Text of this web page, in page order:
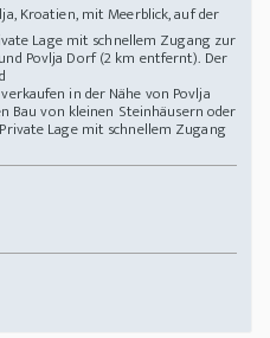
Kroatien, mit Meerblick, auf der
Lage mit schnellem Zugang zur
Povlja Dorf (2 km entfernt). Der
in der Nähe von Povlja
Bau von kleinen Steinhäusern oder
Lage mit schnellem Zugang